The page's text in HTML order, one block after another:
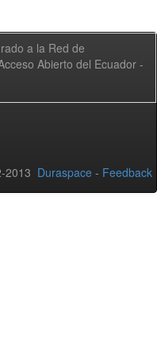
a la Red de
Abierto del Ecuador -
2013 Duraspace - Feedback